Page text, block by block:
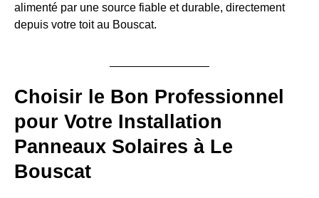
alimenté par une source fiable et durable, directement
depuis votre toit au Bouscat.
Choisir le Bon Professionnel
pour Votre Installation
Panneaux Solaires à Le
Bouscat